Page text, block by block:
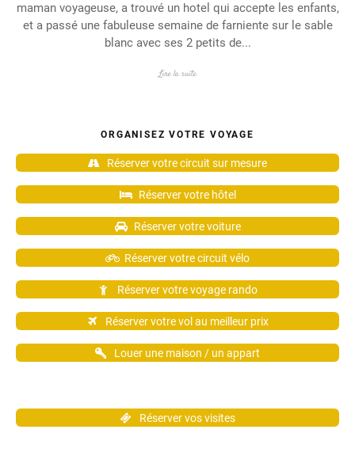
maman voyageuse, a trouvé un hotel qui accepte les enfants,
et a passé une fabuleuse semaine de farniente sur le sable
blanc avec ses 2 petits de...
Lire la suite
ORGANISEZ VOTRE VOYAGE
Réserver votre circuit sur mesure
Réserver votre hôtel
Réserver votre voiture
Réserver votre circuit vélo
Réserver votre voyage rando
Réserver votre vol au meilleur prix
Louer une maison / un appart
Réserver vos visites